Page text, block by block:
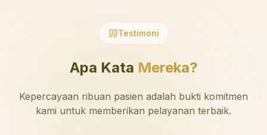
Testimoni
Apa Kata Mereka?
Kepercayaan ribuan pasien adalah bukti komitmen
kami untuk memberikan pelayanan terbaik.